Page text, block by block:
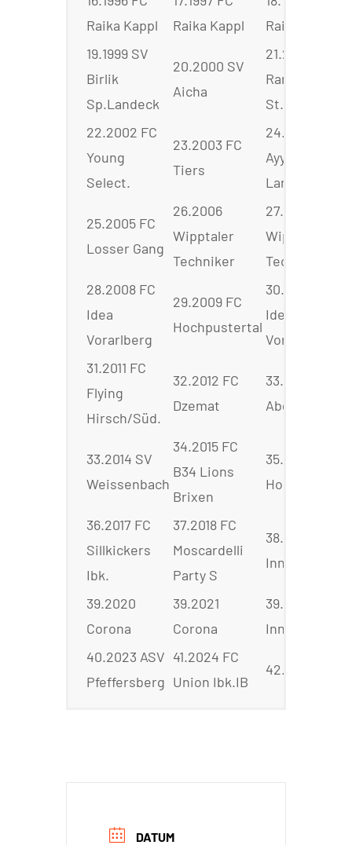
Raika Kappl
Raika Kappl
Raika Kappl
19.1999 SV
Birlik
Sp.Landeck
20.2000 SV
Aicha
21.2001 FC
Rammler
St.Ulrich
22.2002 FC
Young
Select.
23.2003 FC
Tiers
24.2004 FC
Ayyildiz
Landeck
25.2005 FC
Losser Gang
26.2006
Wipptaler
Techniker
27.2007
Wipptaler
Techniker
28.2008 FC
Idea
Vorarlberg
29.2009 FC
Hochpustertal
30.2010 FC
Idea
Vorarlberg
31.2011 FC
Flying
Hirsch/Süd.
32.2012 FC
Dzemat
33.2011
Abgesagt
33.2014 SV
Weissenbach
34.2015 FC
B34 Lions
Brixen
35.2016 AFC
36.2017 FC
Sillkickers
Ibk.
37.2018 FC
Moscardelli
Party S
38.2019 FC
Innsbruck 06
39.2020
Corona
39.2021
Corona
39.2022 FC
Innsbruck 06
40.2023 ASV
Pfeffersberg
41.2024 FC
Union Ibk.IB
42.2025
DATUM